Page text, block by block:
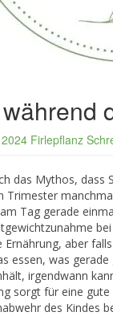
Firlepflanz
das Mythos,
Trimester
Tag gerade
aber
essen, was gerade
irgendwann
sorgt für eine
des Kindes